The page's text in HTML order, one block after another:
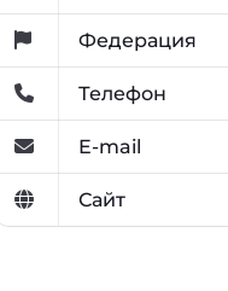
Федерация
Телефон
E-mail
Сайт